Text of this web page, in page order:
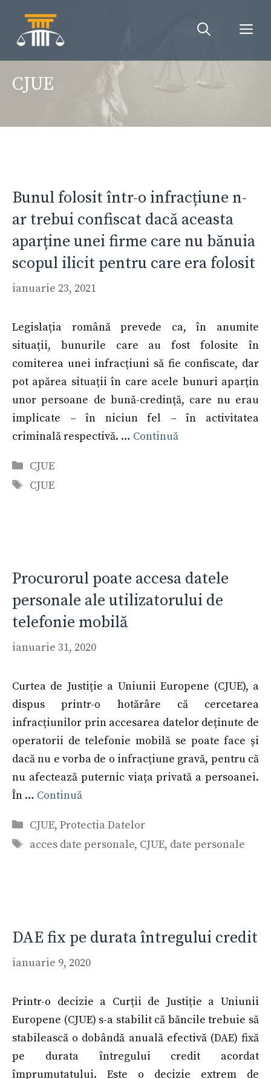
conținut
CJUE
Bunul folosit într-o infracțiune n-
ar trebui confiscat dacă aceasta
aparține unei firme care nu bănuia
scopul ilicit pentru care era folosit
ianuarie 23, 2021
Legislația română prevede ca, în anumite
situații, bunurile care au fost folosite în
comiterea unei infracțiuni să fie confiscate, dar
pot apărea situații în care acele bunuri aparțin
unor persoane de bună-credință, care nu erau
implicate – în niciun fel – în activitatea
criminală respectivă. … Continuă
Categorii
CJUE
Etichete
CJUE
Procurorul poate accesa datele
personale ale utilizatorului de
telefonie mobilă
ianuarie 31, 2020
Curtea de Justiție a Uniunii Europene (CJUE), a
dispus printr-o hotărâre că cercetarea
infracțiunilor prin accesarea datelor deținute de
operatorii de telefonie mobilă se poate face și
dacă nu e vorba de o infracțiune gravă, pentru că
nu afectează puternic viața privată a persoanei.
În … Continuă
Categorii
CJUE, Protectia Datelor
Etichete
acces date personale, CJUE, date personale
DAE fix pe durata întregului credit
ianuarie 9, 2020
Printr-o decizie a Curții de Justiție a Uniunii
Europene (CJUE) s-a stabilit că băncile trebuie să
stabilească o dobândă anuală efectivă (DAE) fixă
pe durata întregului credit acordat
împrumutatului. Este o decizie extrem de